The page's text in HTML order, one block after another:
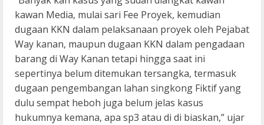
kawan Media, mulai sari Fee Proyek, kemudian
dugaan KKN dalam pelaksanaan proyek oleh Pejabat
Way kanan, maupun dugaan KKN dalam pengadaan
barang di Way Kanan tetapi hingga saat ini
sepertinya belum ditemukan tersangka, termasuk
dugaan pengembangan lahan singkong Fiktif yang
dulu sempat heboh juga belum jelas kasus
hukumnya kemana, apa sp3 atau di di biaskan,” ujar